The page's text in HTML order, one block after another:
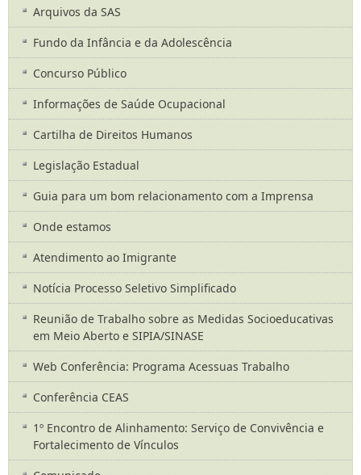
Arquivos da SAS
Fundo da Infância e da Adolescência
Concurso Público
Informações de Saúde Ocupacional
Cartilha de Direitos Humanos
Legislação Estadual
Guia para um bom relacionamento com a Imprensa
Onde estamos
Atendimento ao Imigrante
Notícia Processo Seletivo Simplificado
Reunião de Trabalho sobre as Medidas Socioeducativas
em Meio Aberto e SIPIA/SINASE
Web Conferência: Programa Acessuas Trabalho
Conferência CEAS
1º Encontro de Alinhamento: Serviço de Convivência e
Fortalecimento de Vínculos